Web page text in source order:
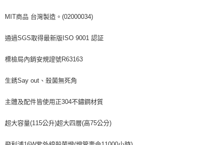
MIT商品 台灣製造。(02000034)
通過SGS取得最新版ISO 9001 認証
標檢局內銷安規證號R63163
生銹Say out、殺菌無死角
主體及配件皆使用正304不鏽鋼材質
超大容量(115公升)超大四層(高75公分)